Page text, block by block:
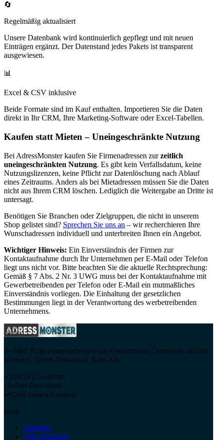
🔄
Regelmäßig aktualisiert
Unsere Datenbank wird kontinuierlich gepflegt und mit neuen
Einträgen ergänzt. Der Datenstand jedes Pakets ist transparent
ausgewiesen.
📊
Excel & CSV inklusive
Beide Formate sind im Kauf enthalten. Importieren Sie die Daten
direkt in Ihr CRM, Ihre Marketing-Software oder Excel-Tabellen.
Kaufen statt Mieten – Uneingeschränkte Nutzung
Bei AdressMonster kaufen Sie Firmenadressen zur zeitlich
uneingeschränkten Nutzung. Es gibt kein Verfallsdatum, keine
Nutzungslizenzen, keine Pflicht zur Datenlöschung nach Ablauf
eines Zeitraums. Anders als bei Mietadressen müssen Sie die Daten
nicht aus Ihrem CRM löschen. Lediglich die Weitergabe an Dritte ist
untersagt.
Benötigen Sie Branchen oder Zielgruppen, die nicht in unserem
Shop gelistet sind? Sprechen Sie uns an – wir recherchieren Ihre
Wunschadressen individuell und unterbreiten Ihnen ein Angebot.
Wichtiger Hinweis: Ein Einverständnis der Firmen zur
Kontaktaufnahme durch Ihr Unternehmen per E-Mail oder Telefon
liegt uns nicht vor. Bitte beachten Sie die aktuelle Rechtsprechung:
Gemäß § 7 Abs. 2 Nr. 3 UWG muss bei der Kontaktaufnahme mit
Gewerbetreibenden per Telefon oder E-Mail ein mutmaßliches
Einverständnis vorliegen. Die Einhaltung der gesetzlichen
Bestimmungen liegt in der Verantwortung des werbetreibenden
Unternehmens.
4+ Mio. B2B-Firmenadressen aus Deutschland, Österreich und der
Schweiz. Sofort-Download. Kein Abo.
✓ DSGVO-konform
↓Sofort-Download
↩Geld-zurück-Garantie
Shop
Startseite
Alle Branchen